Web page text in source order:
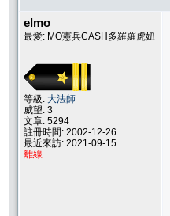
elmo
最愛: MO憲兵CASH多羅羅虎妞
等級: 大法師
威望: 3
文章: 5294
註冊時間: 2002-12-26
最近來訪: 2021-09-15
離線